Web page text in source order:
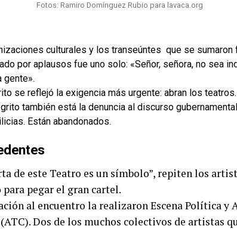
Fotos: Ramiro Domínguez Rubio para lavaca.org
culturales y los transeúntes que se
por aplausos fue uno solo: «Señor, señora, no sea
gente».
se reflejó la exigencia más urgente: abran los teatros.
también está la denuncia al discurso
Están abandonados.
de este Teatro es un símbolo”, repiten los
para pegar el gran cartel.
al encuentro la realizaron Escena Política y
Dos de los muchos colectivos de artistas